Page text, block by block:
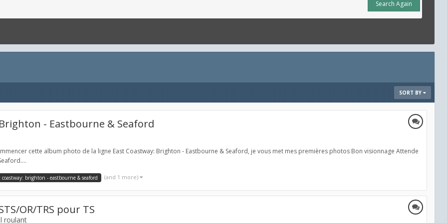
Search Again
SORT BY
- Eastbourne & Seaford
cette album photo de la ligne East Coastway: Brighton - Eastbourne & Seaford, je vous met mes premières photos Bon visionnage Attende
coastway: brighton - eastbourne & seaford (and 1 more)
OR/TRS pour TS
roulant